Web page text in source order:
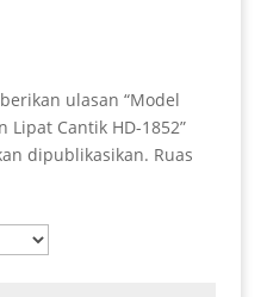
ulasan “Model
Lipat Cantik HD-1852”
dipublikasikan. Ruas